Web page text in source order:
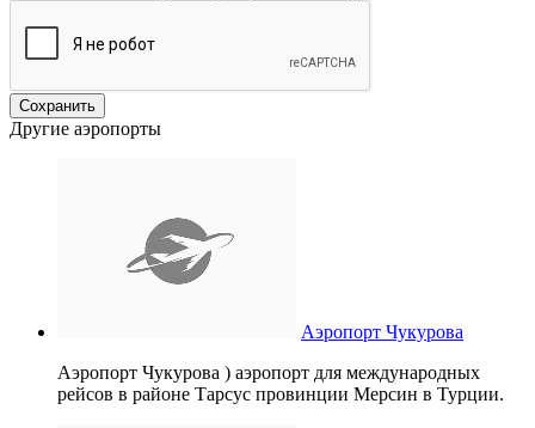
Другие аэропорты
Аэропорт Чукурова
Аэропорт Чукурова ) аэропорт для международных
рейсов в районе Тарсус провинции Мерсин в Турции.